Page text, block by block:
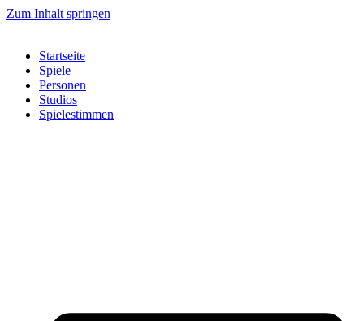
Zum Inhalt springen
Startseite
Spiele
Personen
Studios
Spielestimmen